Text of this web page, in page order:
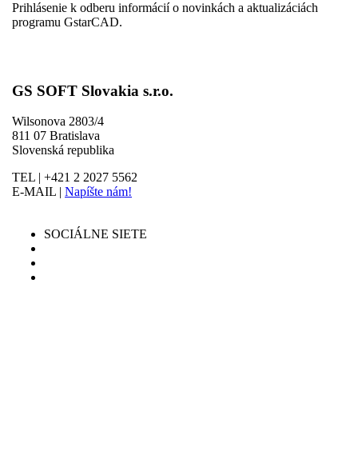
Prihlásenie k odberu informácií o novinkách a aktualizáciách
programu GstarCAD.
GS SOFT Slovakia s.r.o.
Wilsonova 2803/4
811 07 Bratislava
Slovenská republika
TEL | +421 2 2027 5562
E-MAIL | Napíšte nám!
SOCIÁLNE SIETE